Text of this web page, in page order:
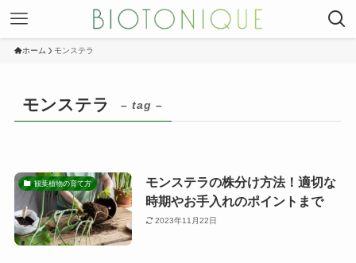
ホーム モンステラ
モンステラ – tag –
観葉植物の育て方
モンステラの株分け方法！適切な
時期やお手入れのポイントまで
2023年11月22日